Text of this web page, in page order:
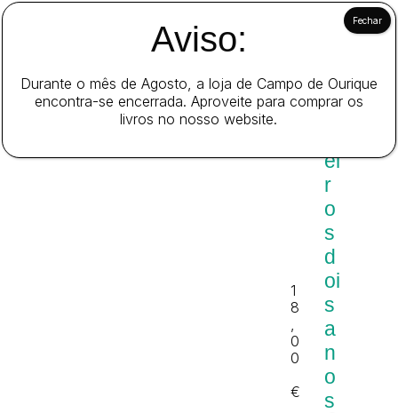
1
8
0
0
€
p
ri
ei
r
o
s
d
oi
s
a
n
o
s
Aviso:
Durante o mês de Agosto, a loja de Campo de Ourique
encontra-se encerrada. Aproveite para comprar os
livros no nosso website.